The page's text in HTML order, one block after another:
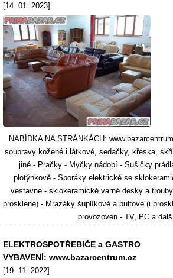
[14. 01. 2023]
NABÍDKA NA STRÁNKÁCH:
soupravy kožené i látkové, sedačky, křeska,
jiné - Pračky - Myčky nádobí - Sušičky
plotýnkově - Sporáky elektrické se
vestavné - sklokeramické varné desky a
prosklené) - Mrazáky šuplíkové a pultové (i
provozoven - TV, PC a
ELEKTROSPOTŘEBIČE a GASTRO
VYBAVENÍ: www.bazarcentrum.cz
[19. 11. 2022]